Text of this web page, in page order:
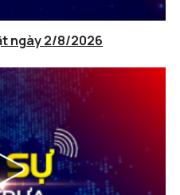
ngày 2/8/2026